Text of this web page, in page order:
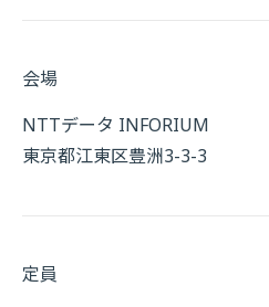
会場
NTTデータ INFORIUM
東京都江東区豊洲3-3-3
定員